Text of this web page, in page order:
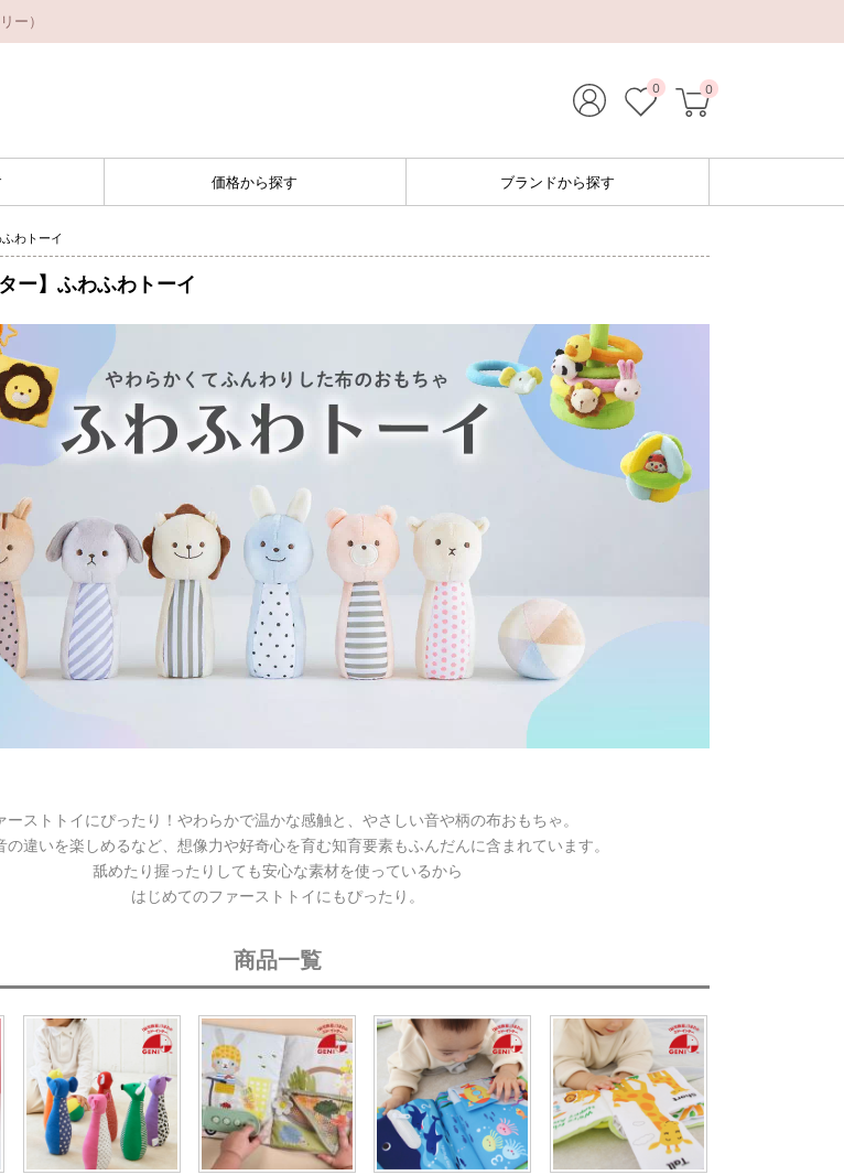
ー）
0 0
価格から探す ブランドから探す
わトーイ
ー】ふわふわトーイ
ーストトイにぴったり！やわらかで温かな感触と、 やさしい音や柄の布おもちゃ。
の違いを楽しめるなど、 想像力や好奇心を育む知育要素もふんだんに含まれています。
舐めたり握ったりしても安心な素材を使っているから
はじめてのファーストトイにもぴったり。
商品一覧